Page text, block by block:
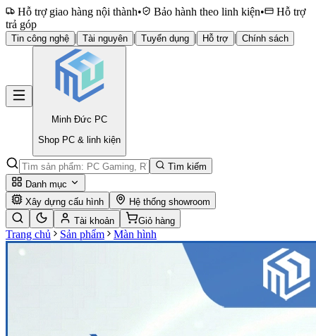
Hỗ trợ giao hàng nội thành• Bảo hành theo linh kiện•
Hỗ trợ
trả góp
Tin công nghệ | Tài nguyên | Tuyển dụng | Hỗ trợ | Chính sách
Minh Đức PC
Shop PC & linh kiện
Tìm kiếm
Danh mục
Xây dựng cấu hình
Hệ thống showroom
Tài khoản
Giỏ hàng
Trang chủ Sản phẩm Màn hình